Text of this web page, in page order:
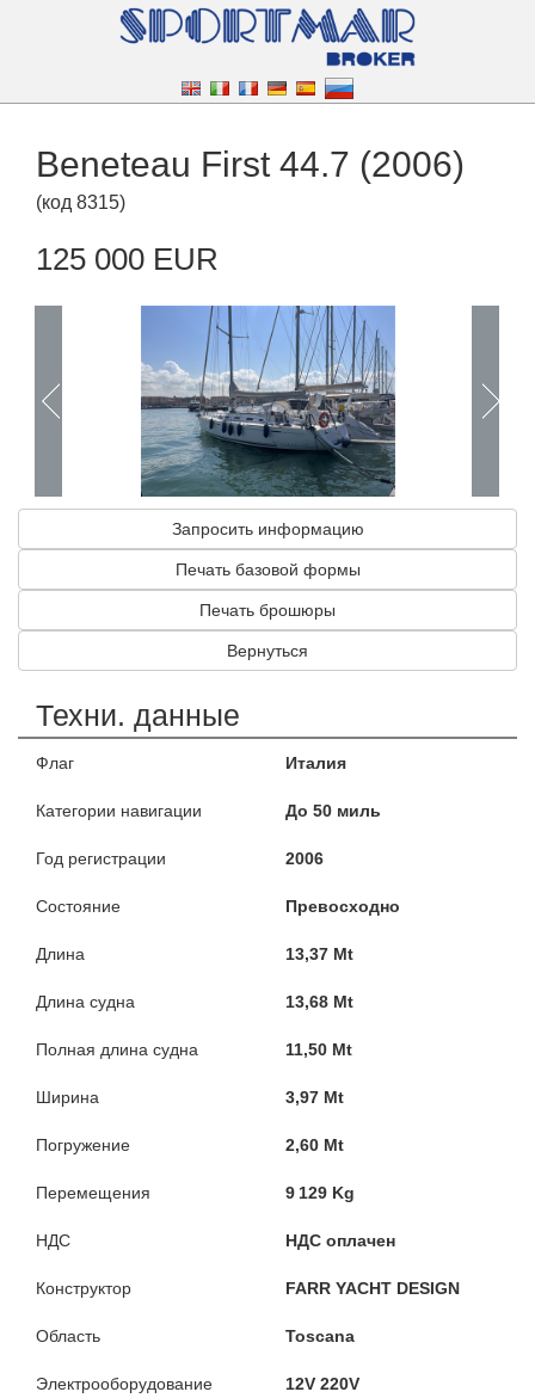
Beneteau First 44.7 (2006)
(код 8315)
125 000 EUR
Запросить информацию
Печать базовой формы
Печать брошюры
Вернуться
Техни. данные
Флаг Италия
Категории навигации До 50 миль
Год регистрации 2006
Состояние Превосходно
Длина 13,37 Mt
Длина судна 13,68 Mt
Полная длина судна 11,50 Mt
Ширина 3,97 Mt
Погружение 2,60 Mt
Перемещения 9 129 Kg
НДС НДС оплачен
Конструктор FARR YACHT DESIGN
Область Toscana
Электрооборудование 12V 220V